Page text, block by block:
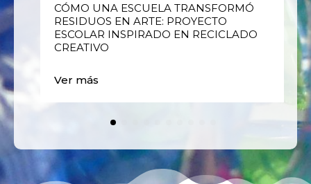
CÓMO UNA ESCUELA TRANSFORMÓ
RESIDUOS EN ARTE: PROYECTO
ESCOLAR INSPIRADO EN RECICLADO
CREATIVO
Ver más